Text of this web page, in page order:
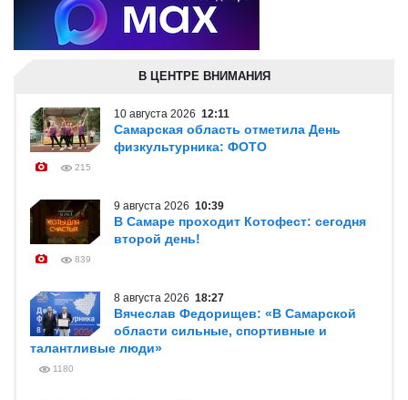
В ЦЕНТРЕ ВНИМАНИЯ
10 августа 2026 12:11
Самарская область отметила День
физкультурника: ФОТО
215
9 августа 2026 10:39
В Самаре проходит Котофест: сегодня
второй день!
839
8 августа 2026 18:27
Вячеслав Федорищев: «В Самарской
области сильные, спортивные и
талантливые люди»
1180